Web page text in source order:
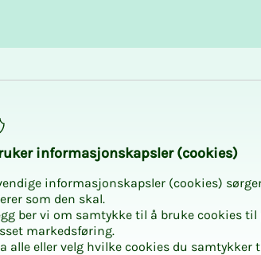
in­for­ma­sjons­kaps­ler (cookies)
informasjonskapsler (cookies)
som den skal.
ber vi om samtykke til å bruke cookies
markedsføring.
alle eller velg hvilke cookies du samtykker